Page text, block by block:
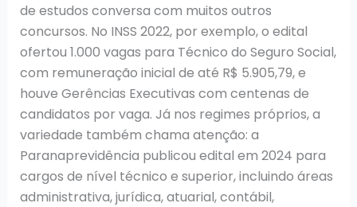
de estudos conversa com muitos outros
concursos. No INSS 2022, por exemplo, o edital
ofertou 1.000 vagas para Técnico do Seguro Social,
com remuneração inicial de até R$ 5.905,79, e
houve Gerências Executivas com centenas de
candidatos por vaga. Já nos regimes próprios, a
variedade também chama atenção: a
Paranaprevidência publicou edital em 2024 para
cargos de nível técnico e superior, incluindo áreas
administrativa, jurídica, atuarial, contábil,